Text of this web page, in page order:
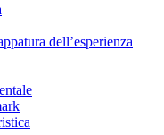
dell’esperienza